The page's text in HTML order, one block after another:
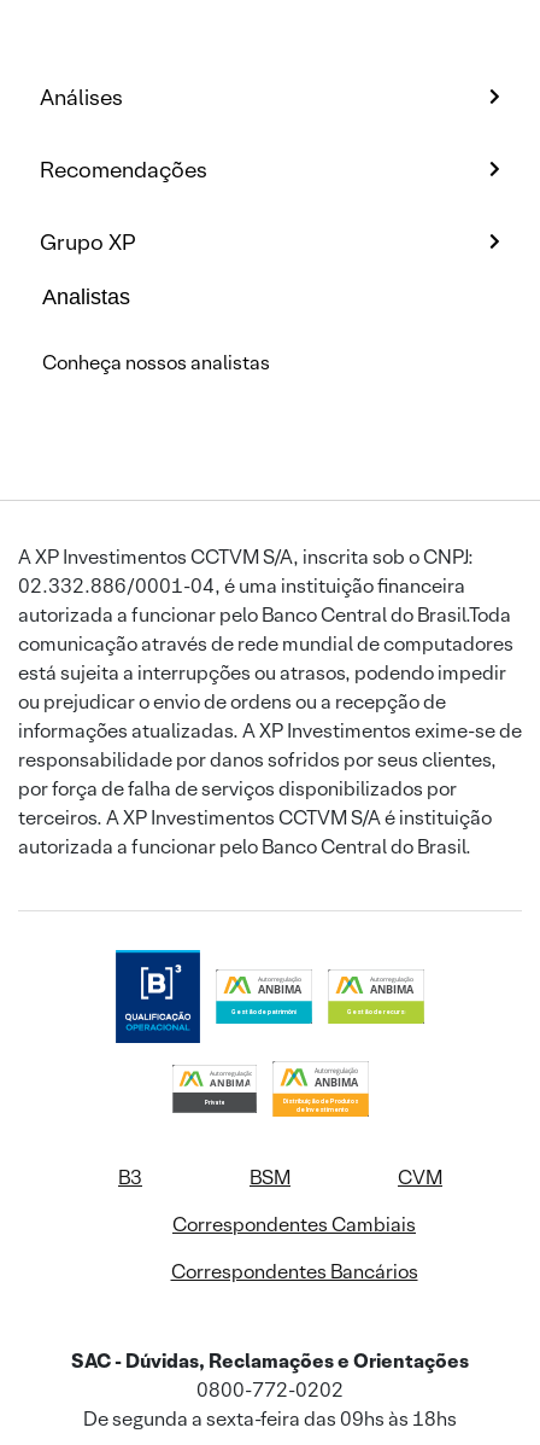
Análises
Recomendações
Grupo XP
Analistas
Conheça nossos analistas
A XP Investimentos CCTVM S/A, inscrita sob o CNPJ:
02.332.886/0001-04, é uma instituição financeira
autorizada a funcionar pelo Banco Central do Brasil.Toda
comunicação através de rede mundial de computadores
está sujeita a interrupções ou atrasos, podendo impedir
ou prejudicar o envio de ordens ou a recepção de
informações atualizadas. A XP Investimentos exime-se de
responsabilidade por danos sofridos por seus clientes,
por força de falha de serviços disponibilizados por
terceiros. A XP Investimentos CCTVM S/A é instituição
autorizada a funcionar pelo Banco Central do Brasil.
B3 BSM
CVM
Correspondentes Cambiais
Correspondentes Bancários
SAC - Dúvidas, Reclamações e Orientações
0800-772-0202
De segunda a sexta-feira das 09hs às 18hs